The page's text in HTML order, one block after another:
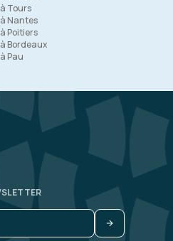
Tours
à Nantes
Poitiers
Bordeaux
Pau